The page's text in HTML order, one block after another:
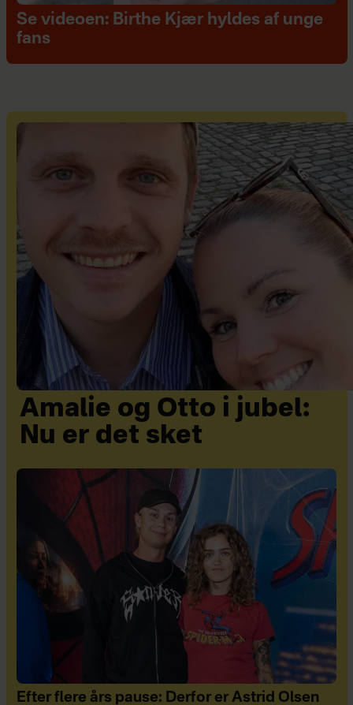
Se videoen: Birthe Kjær hyldes af unge
fans
Amalie og Otto i jubel:
Nu er det sket
Efter flere års pause: Derfor er Astrid Olsen